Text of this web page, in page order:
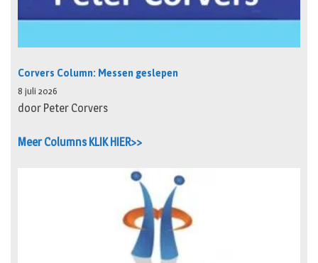
Corvers Column: Messen geslepen
8 juli 2026
door Peter Corvers
Meer Columns KLIK HIER>>